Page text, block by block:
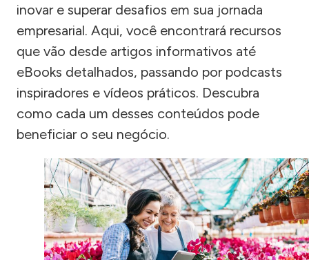
inovar e superar desafios em sua jornada
empresarial. Aqui, você encontrará recursos
que vão desde artigos informativos até
eBooks detalhados, passando por podcasts
inspiradores e vídeos práticos. Descubra
como cada um desses conteúdos pode
beneficiar o seu negócio.